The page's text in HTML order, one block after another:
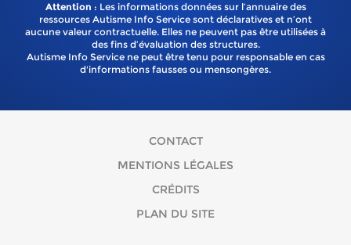
Attention : Les informations données sur l’annuaire des
ressources Autisme Info Service sont déclaratives et n’ont
aucune valeur contractuelle. Elles ne peuvent pas être utilisées à
des fins d’évaluation des structures.
Autisme Info Service ne peut être tenu pour responsable en cas
d'informations fausses ou mensongères.
CONTACT
MENTIONS LÉGALES
CRÉDITS
PLAN DU SITE